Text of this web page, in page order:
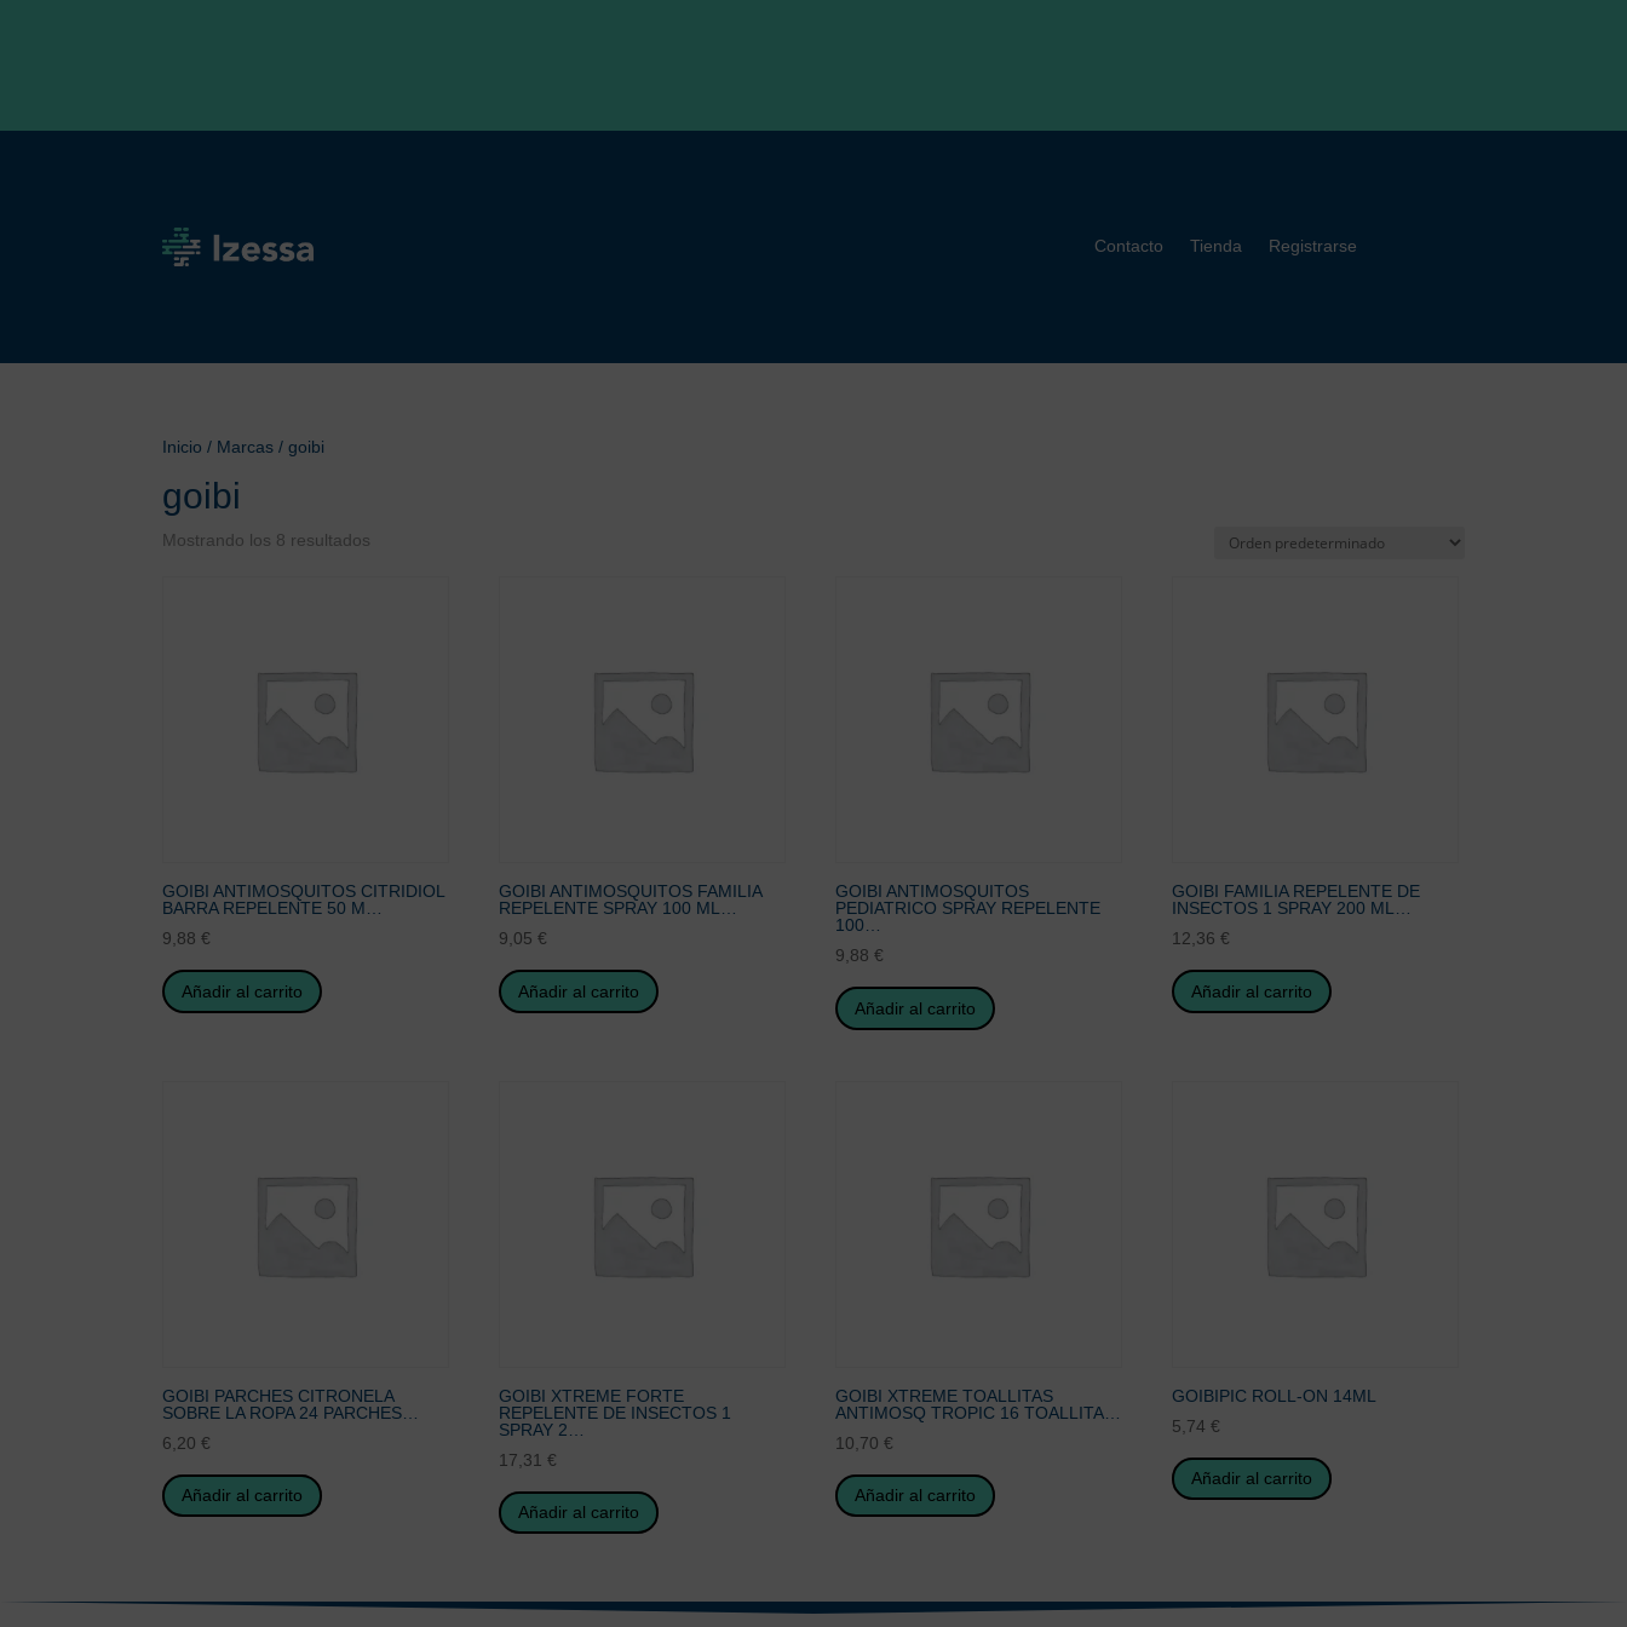
Contacto Tienda Registrarse
Inicio / Marcas / goibi
goibi
Mostrando los 8 resultados
GOIBI ANTIMOSQUITOS CITRIDIOL
BARRA REPELENTE 50 M…
9,88€
Añadir al carrito
GOIBI ANTIMOSQUITOS FAMILIA
REPELENTE SPRAY 100 ML…
9,05€
Añadir al carrito
GOIBI ANTIMOSQUITOS
PEDIATRICO SPRAY REPELENTE
100…
9,88€
Añadir al carrito
GOIBI FAMILIA REPELENTE DE
INSECTOS 1 SPRAY 200 ML…
12,36€
Añadir al carrito
GOIBI PARCHES CITRONELA
SOBRE LA ROPA 24 PARCHES…
6,20€
Añadir al carrito
GOIBI XTREME FORTE
REPELENTE DE INSECTOS 1
SPRAY 2…
17,31€
Añadir al carrito
GOIBI XTREME TOALLITAS
ANTIMOSQ TROPIC 16 TOALLITA…
10,70€
Añadir al carrito
GOIBIPIC ROLL-ON 14ML
5,74€
Añadir al carrito